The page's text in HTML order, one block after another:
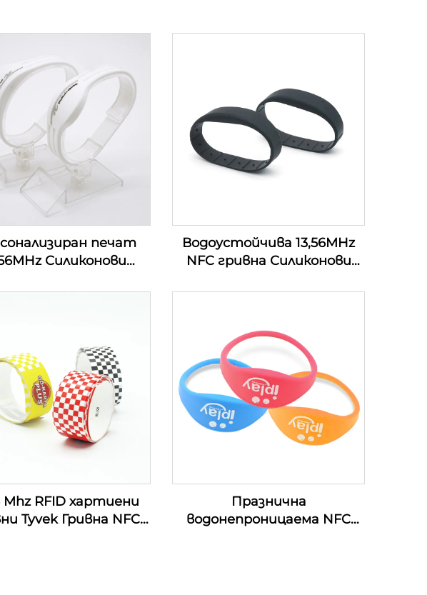
печат
Силиконови
маншети
Водоустойчива 13,56MHz
NFC гривна Силиконови
за безкасово плащане
Mhz RFID хартиени
Tyvek Гривна NFC
Празнична
водонепроницаема NFC